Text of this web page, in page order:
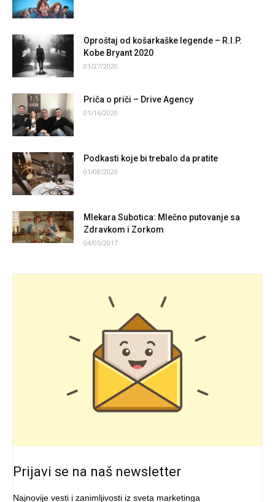
Oproštaj od košarkaške legende – R.I.P.
Kobe Bryant 2020
01/27/2020
Priča o priči – Drive Agency
01/16/2020
Podkasti koje bi trebalo da pratite
01/08/2020
Mlekara Subotica: Mlečno putovanje sa
Zdravkom i Zorkom
04/05/2017
Prijavi se na naš newsletter
Najnovije vesti i zanimljivosti iz sveta marketinga